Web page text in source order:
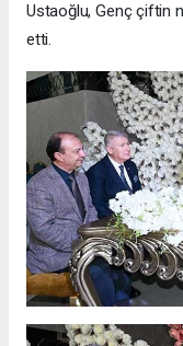
Ustaoğlu, Genç çiftin
etti.